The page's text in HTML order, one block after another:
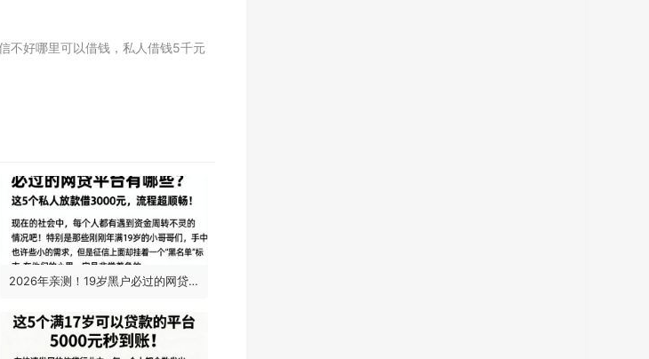
不好哪里可以借钱，私人借钱5千元
2026年亲测！19岁黑户必过的网贷平台有哪些？这5个私人放款借3000元，流程超顺畅！